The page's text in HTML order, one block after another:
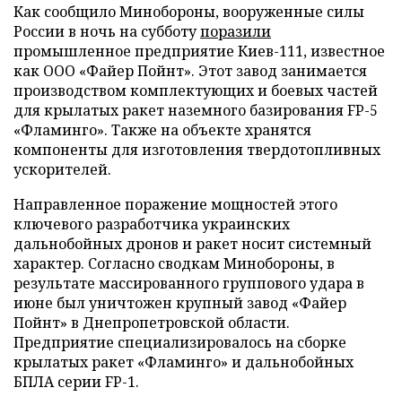
Как сообщило Минобороны, вооруженные силы
России в ночь на субботупоразили
промышленное предприятие Киев-111, известное
как ООО «Файер Пойнт». Этот завод занимается
производством комплектующих и боевых частей
для крылатых ракет наземного базирования FP-5
«Фламинго». Также на объекте хранятся
компоненты для изготовления твердотопливных
ускорителей.
Направленное поражение мощностей этого
ключевого разработчика украинских
дальнобойных дронов и ракет носит системный
характер. Согласно сводкам Минобороны, в
результате массированного группового удара в
июне был уничтожен крупный завод «Файер
Пойнт» в Днепропетровской области.
Предприятие специализировалось на сборке
крылатых ракет «Фламинго» и дальнобойных
БПЛА серии FP-1.